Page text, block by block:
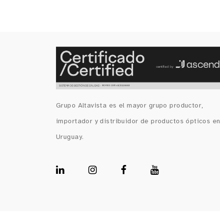
Grupo Altavista es el mayor grupo productor,
importador y distribuidor de productos ópticos en
Uruguay.